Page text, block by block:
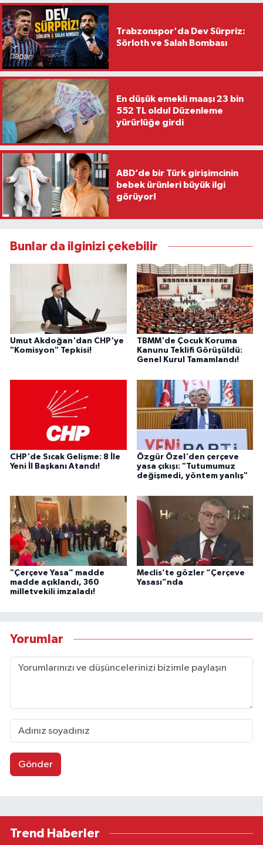
Trabzonspor'da Dev Sürpriz:
Sörloth ve Salah Bombası
En düşük emekli maaşı 23 bin
552 TL oldu! Düzenleme
yürürlüğe girdi
ABD’de bir Türk girişimcinin
bebek ürünleri büyük ilgi
görüyor!
Bunlar da ilginizi çekebilir
Umut Akdoğan'dan CHP'ye
"Komisyon" Tepkisi!
TBMM'de Çocuk Koruma
Kanunu Teklifi Görüşüldü:
Genel Kurul Tamamlandı!
CHP'de Sıcak Gelişme: 8 İle
Yeni İl Başkanı Atandı!
Özgür Özel'den çerçeve
yasa çıkışı: "Tutumumuz
değişmedi, yöntem yanlış"
"Çerçeve Yasa” madde
madde açıklandı, 360
milletvekili imzaladı!
Meclis’te gözler “Çerçeve
Yasası”nda
Yorumlar
Gönder
Trend Haberler